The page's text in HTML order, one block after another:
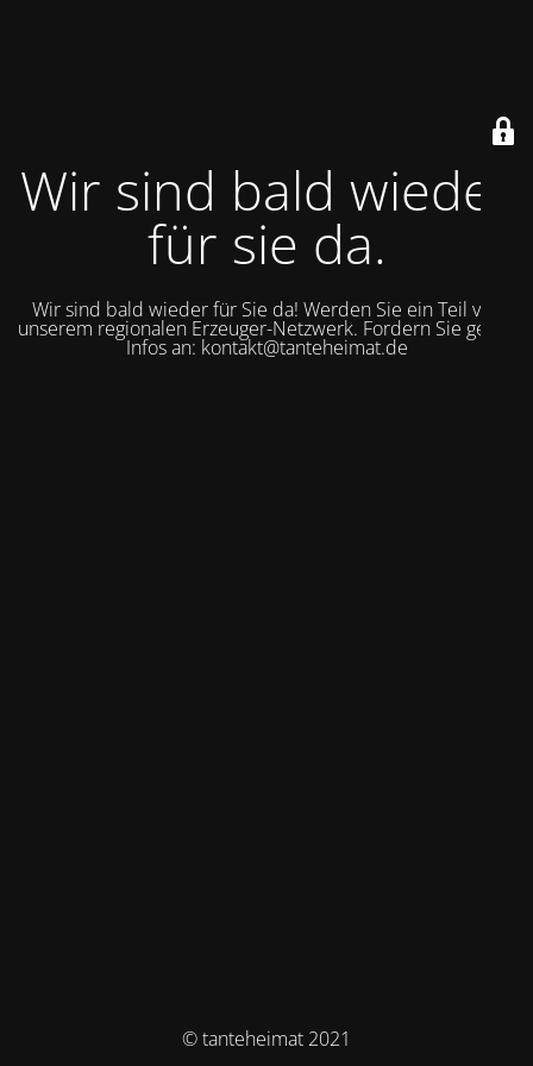
Wir sind bald wieder
für sie da.
Wir sind bald wieder für Sie da! Werden Sie ein Teil von
unserem regionalen Erzeuger-Netzwerk. Fordern Sie gerne
Infos an: kontakt@tanteheimat.de
© tanteheimat 2021